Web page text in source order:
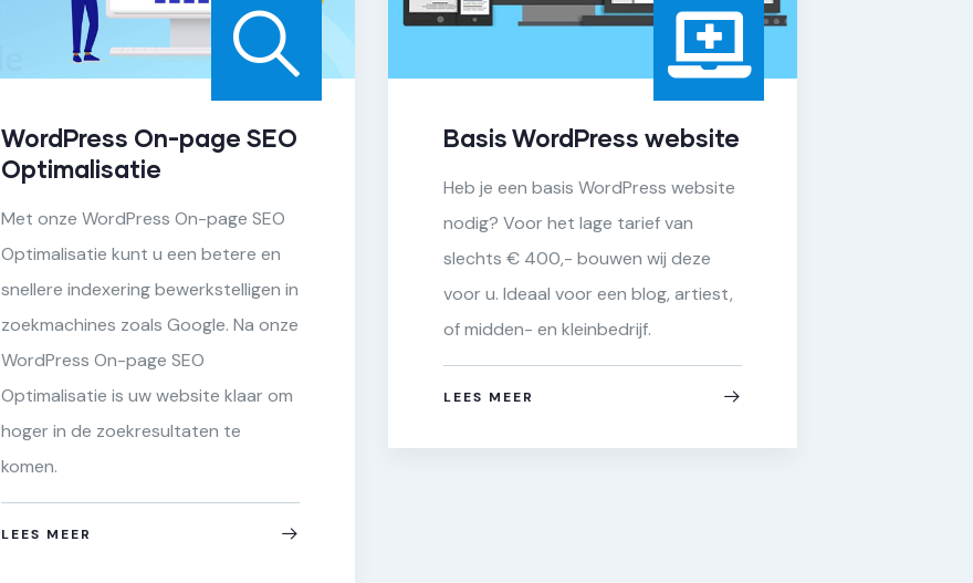
WordPress On-page SEO
Optimalisatie
Met onze WordPress On-page SEO
Optimalisatie kunt u een betere en
snellere indexering bewerkstelligen in
zoekmachines zoals Google. Na onze
WordPress On-page SEO
Optimalisatie is uw website klaar om
hoger in de zoekresultaten te
komen.
LEES MEER
Basis WordPress website
Heb je een basis WordPress website
nodig? Voor het lage tarief van
slechts € 400,- bouwen wij deze
voor u. Ideaal voor een blog, artiest,
of midden- en kleinbedrijf.
LEES MEER